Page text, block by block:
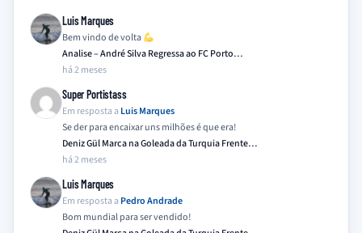
Luis Marques
Bem vindo de volta
Analise – André Silva Regressa ao FC Porto…
há 2 meses
Super Portistass
Em resposta a Luis Marques
Se der para encaixar uns milhões é que era!
Deniz Gül Marca na Goleada da Turquia Frente…
há 2 meses
Luis Marques
Em resposta a Pedro Andrade
Bom mundial para ser vendido!